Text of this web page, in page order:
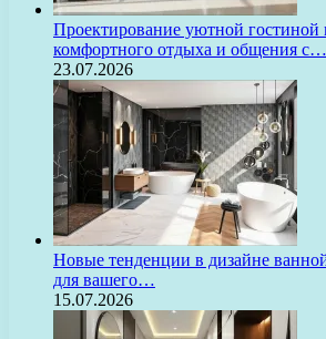
Проектирование уютной гостиной
комфортного отдыха и общения с…
23.07.2026
Новые тенденции в дизайне
для вашего…
15.07.2026